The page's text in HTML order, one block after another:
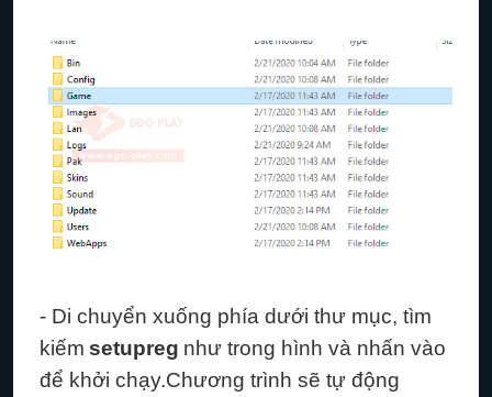
- Di chuyển xuống phía dưới thư mục, tìm
kiếm setupreg như trong hình và nhấn vào
để khởi chạy.Chương trình sẽ tự động